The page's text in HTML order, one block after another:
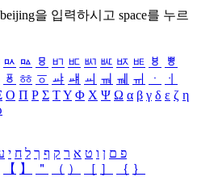
beijing을 입력하시고 space를 누르
ㅯ ㅰ ㅱ ㅲ ㅳ ㅴ ㅵ ㅶ ㅷ ㅸ
ㅹ
ㆄ ㆅ ㆆ ㆇ ㆈ ㆉ ㆊ ㆋ ㆌ ㆍ
ㆎ
Ο Π Ρ Σ ΤΥ Φ Χ Ψ Ω α β γ δ ε ζ η
פ ם ן ו ט א ר ק ף ך ל ח י
【 】 ＂ （ ） ［ ］ ｛ ｝